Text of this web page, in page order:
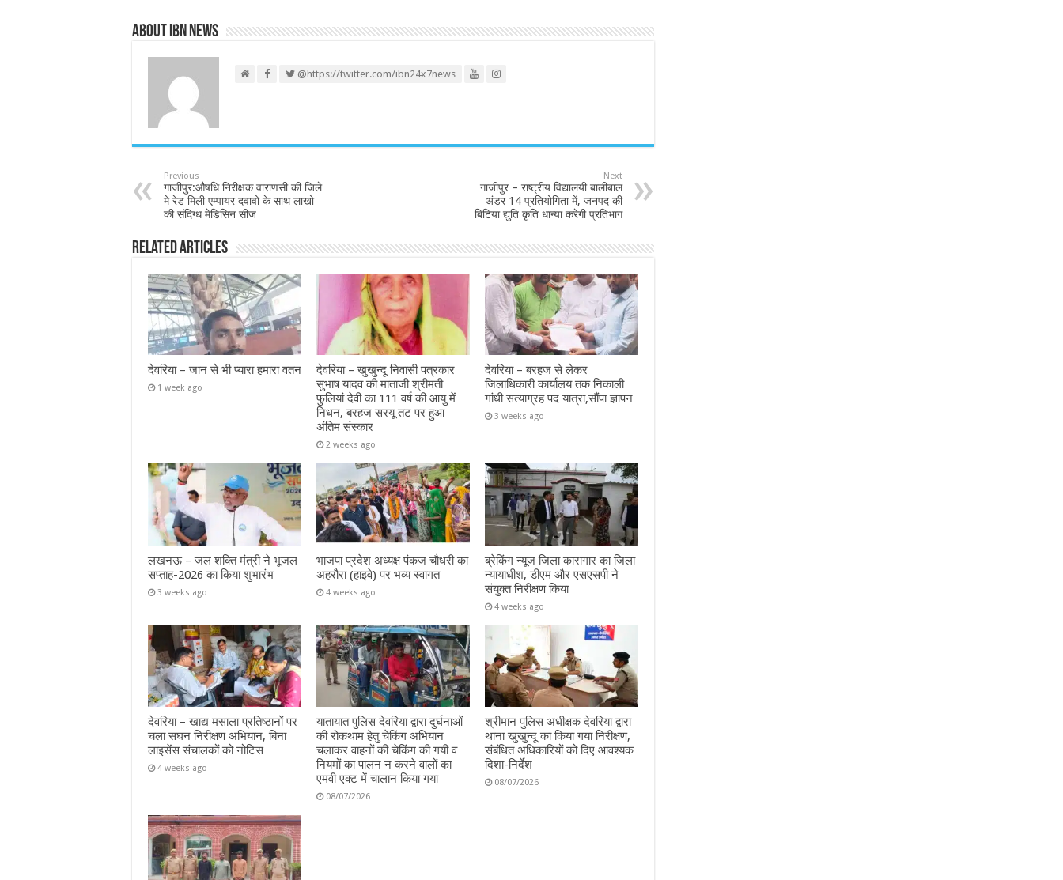
About IBN NEWS
@https://twitter.com/ibn24x7news
Previous
गाजीपुर:औषधि निरीक्षक वाराणसी की जिले
मे रेड मिली एम्पायर दवावो के साथ लाखो
की संदिग्ध मेडिसिन सीज
Next
गाजीपुर – राष्ट्रीय विद्यालयी बालीबाल
अंडर 14 प्रतियोगिता में, जनपद की
बिटिया द्युति कृति धान्या करेगी प्रतिभाग
Related Articles
देवरिया – जान से भी प्यारा हमारा वतन
1 week ago
देवरिया – खुखुन्दू निवासी पत्रकार
सुभाष यादव की माताजी श्रीमती
फुलियां देवी का 111 वर्ष की आयु में
निधन, बरहज सरयू तट पर हुआ
अंतिम संस्कार
2 weeks ago
देवरिया – बरहज से लेकर
जिलाधिकारी कार्यालय तक निकाली
गांधी सत्याग्रह पद यात्रा,सौंपा ज्ञापन
3 weeks ago
लखनऊ – जल शक्ति मंत्री ने भूजल
सप्ताह-2026 का किया शुभारंभ
3 weeks ago
भाजपा प्रदेश अध्यक्ष पंकज चौधरी का
अहरौरा (हाइवे) पर भव्य स्वागत
4 weeks ago
ब्रेकिंग न्यूज जिला कारागार का जिला
न्यायाधीश, डीएम और एसएसपी ने
संयुक्त निरीक्षण किया
4 weeks ago
देवरिया – खाद्य मसाला प्रतिष्ठानों पर
चला सघन निरीक्षण अभियान, बिना
लाइसेंस संचालकों को नोटिस
4 weeks ago
यातायात पुलिस देवरिया द्वारा दुर्घनाओं
की रोकथाम हेतु चेकिंग अभियान
चलाकर वाहनों की चेकिंग की गयी व
नियमों का पालन न करने वालों का
एमवी एक्ट में चालान किया गया
08/07/2026
श्रीमान पुलिस अधीक्षक देवरिया द्वारा
थाना खुखुन्दू का किया गया निरीक्षण,
संबंधित अधिकारियों को दिए आवश्यक
दिशा-निर्देश
08/07/2026